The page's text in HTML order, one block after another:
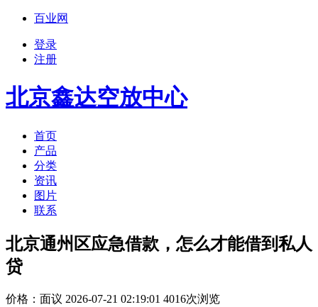
百业网
登录
注册
北京鑫达空放中心
首页
产品
分类
资讯
图片
联系
北京通州区应急借款，怎么才能借到私人
贷
价格： 面议 2026-07-21 02:19:01 4016次浏览